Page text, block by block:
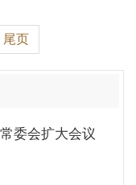
尾页
委会扩大会议